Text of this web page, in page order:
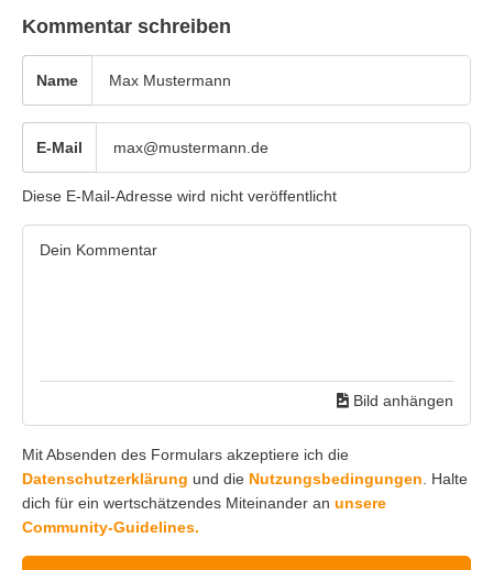
Kommentar schreiben
Name
E-Mail
Diese E-Mail-Adresse wird nicht veröffentlicht
Bild anhängen
Mit Absenden des Formulars akzeptiere ich die
Datenschutzerklärung und die Nutzungsbedingungen . Halte
dich für ein wertschätzendes Miteinander an unsere
Community-Guidelines.